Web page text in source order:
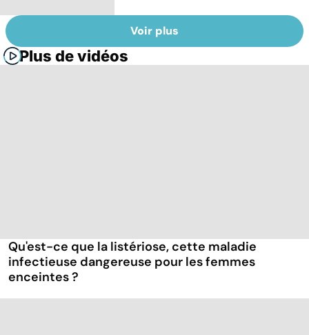
Voir plus
Plus de vidéos
Qu'est-ce que la listériose, cette maladie
infectieuse dangereuse pour les femmes
enceintes ?